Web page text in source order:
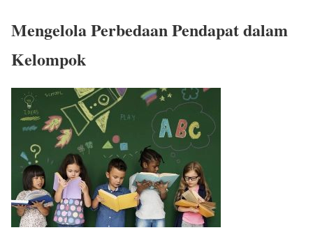
Mengelola Perbedaan Pendapat dalam
Kelompok